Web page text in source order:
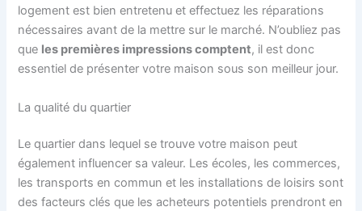
logement est bien entretenu et effectuez les réparations
nécessaires avant de la mettre sur le marché. N’oubliez pas
que les premières impressions comptent, il est donc
essentiel de présenter votre maison sous son meilleur jour.
La qualité du quartier
Le quartier dans lequel se trouve votre maison peut
également influencer sa valeur. Les écoles, les commerces,
les transports en commun et les installations de loisirs sont
des facteurs clés que les acheteurs potentiels prendront en